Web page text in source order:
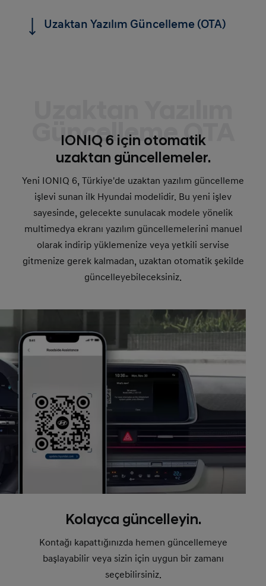
Uzaktan Yazılım Güncelleme (OTA)
Güncelleme OTA
IONIQ 6 için otomatik
uzaktan güncellemeler.
Yeni IONIQ 6, Türkiye'de uzaktan yazılım güncelleme
işlevi sunan ilk Hyundai modelidir. Bu yeni işlev
sayesinde, gelecekte sunulacak modele yönelik
multimedya ekranı yazılım güncellemelerini manuel
olarak indirip yüklemenize veya yetkili servise
gitmenize gerek kalmadan, uzaktan otomatik şekilde
güncelleyebileceksiniz.
Kolayca güncelleyin.
Kontağı kapattığınızda hemen güncellemeye
başlayabilir veya sizin için uygun bir zamanı
seçebilirsiniz.